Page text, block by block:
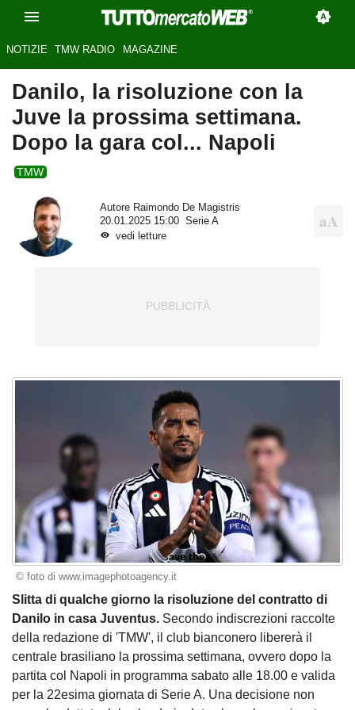
NOTIZIE TMW RADIO MAGAZINE
Danilo, la risoluzione con la
Juve la prossima settimana.
Dopo la gara col... Napoli
TMW
Autore Raimondo De Magistris
20.01.2025 15:00
Serie A
vedi letture
© foto di www.imagephotoagency.it
Slitta di qualche giorno la risoluzione del contratto di
Danilo in casa Juventus. Secondo indiscrezioni raccolte
della redazione di 'TMW', il club bianconero libererà il
centrale brasiliano la prossima settimana, ovvero dopo la
partita col Napoli in programma sabato alle 18.00 e valida
per la 22esima giornata di Serie A. Una decisione non